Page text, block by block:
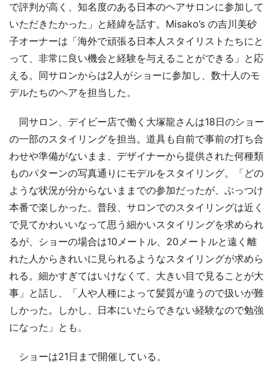
で評判が高く、知名度のある日本のヘアサロンに参加して
いただきたかった」と経緯を話す。Misako’s の吉川美砂
子オーナーは「海外で頑張る日本人スタイリストたちにと
って、非常に良い機会と経験を与えることができる」と応
える。同サロンからは2人がショーに参加し、数十人のモ
デルたちのヘアを担当した。
同サロン、デイビー店で働く大塚龍さんは18日のショー
の一部のスタイリングを担当。道具も自前で事前の打ち合
わせや準備がないまま、デザイナーから提供された何種類
ものパターンの写真通りにモデルをスタイリング。「どの
ような状況が分からないままでの参加だったが、ぶっつけ
本番で楽しかった。普段、サロンでのスタイリングは近く
で見てかわいいなって思う細かいスタイリングを求められ
るが、ショーの場合は10メートル、20メートルと遠く離
れた人からきれいに見られるようなスタイリングが求めら
れる。細かすぎてはいけなくて、大きい目で見ることが大
事」と話し、「人や人種によって髪質が違うので扱いが難
しかった。しかし、日本にいたらできない経験なので勉強
になった」とも。
ショーは21日まで開催している。